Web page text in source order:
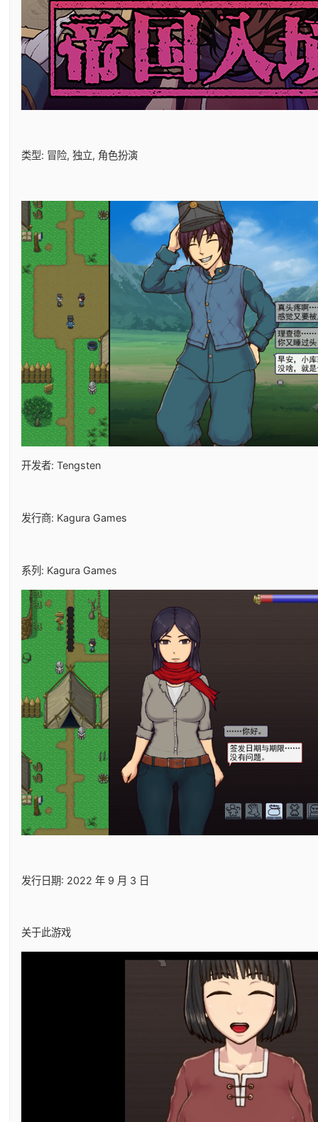
类型: 冒险, 独立, 角色扮演
开发者: Tengsten
发行商: Kagura Games
系列: Kagura Games
发行日期: 2022 年 9 月 3 日
关于此游戏